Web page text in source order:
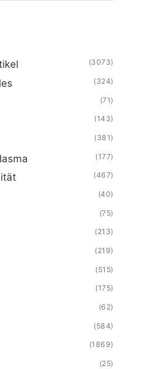
(3073)
(324)
(71)
(143)
(381)
(177)
(467)
(40)
(75)
(213)
(219)
(515)
(175)
(62)
(584)
(1869)
(25)